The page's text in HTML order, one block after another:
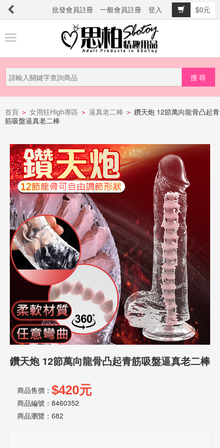
批發會員註冊 一般會員註冊 登入
$0元
品
新
品
上
提
防
詐
騙
電
話
或
簡
訊
批
發
說
明
首頁 > 女用狂High專區 > 逼真老二棒 > 鑽天炮 12節萬向龍骨凸起青
筋吸盤逼真老二棒
鑽天炮 12節萬向龍骨凸起青筋吸盤逼真老二棒
商品售價： $420元
商品編號：8460352
商品瀏覽： 682